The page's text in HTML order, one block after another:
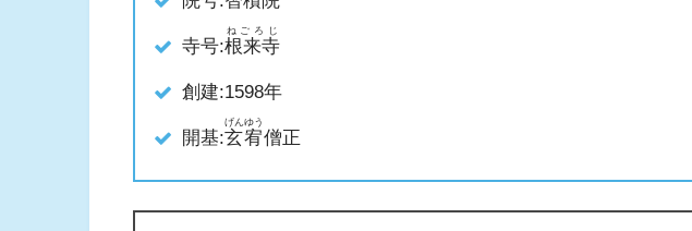
寺号:根来寺
ねごろじ
創建:1598年
開基:玄宥
げんゆう
僧正